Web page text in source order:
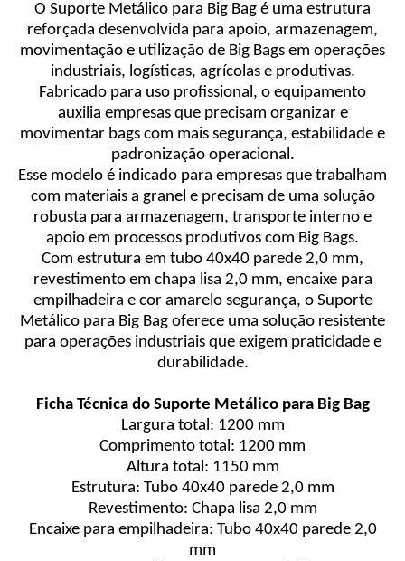
O Suporte Metálico para Big Bag é uma estrutura
reforçada desenvolvida para apoio, armazenagem,
movimentação e utilização de Big Bags em operações
industriais, logísticas, agrícolas e produtivas.
Fabricado para uso profissional, o equipamento
auxilia empresas que precisam organizar e
movimentar bags com mais segurança, estabilidade e
padronização operacional.
Esse modelo é indicado para empresas que trabalham
com materiais a granel e precisam de uma solução
robusta para armazenagem, transporte interno e
apoio em processos produtivos com Big Bags.
Com estrutura em tubo 40x40 parede 2,0 mm,
revestimento em chapa lisa 2,0 mm, encaixe para
empilhadeira e cor amarelo segurança, o Suporte
Metálico para Big Bag oferece uma solução resistente
para operações industriais que exigem praticidade e
durabilidade.
Ficha Técnica do Suporte Metálico para Big Bag
Largura total: 1200 mm
Comprimento total: 1200 mm
Altura total: 1150 mm
Estrutura: Tubo 40x40 parede 2,0 mm
Revestimento: Chapa lisa 2,0 mm
Encaixe para empilhadeira: Tubo 40x40 parede 2,0
mm